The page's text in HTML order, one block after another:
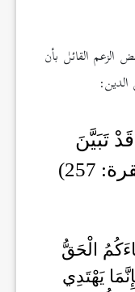
الزعم القائل بأن
الدين:
تَبَيَّنَ
257)
الْحَقُّ
يَهْتَدِي